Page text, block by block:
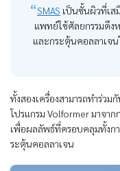
SMAS เป็นชั้นผิวที่เส
แพทย์ใช้ศัลยกรรมดึง
และกระตุ้นคอลลาเจ
ทั้งสองเครื่องสามารถทำร่ว
โปรแกรม Volformer มาจา
เพื่อผลลัพธ์ที่ครอบคลุมทั้งก
ระตุ้นคอลลาเจน